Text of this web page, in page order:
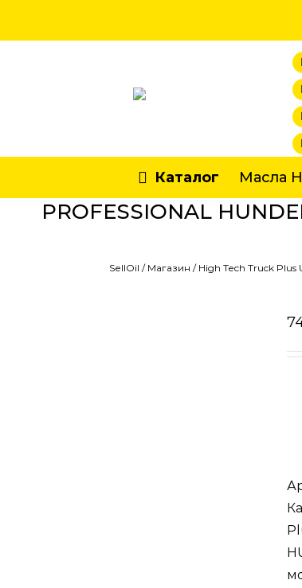
Каталог Масла
PROFESSIONAL
SellOil / Магазин / High Tech Truck Plus